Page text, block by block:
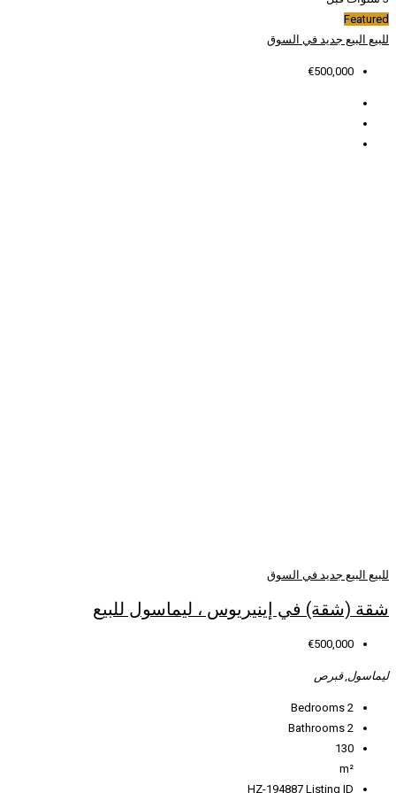
، ليماسول للبيع